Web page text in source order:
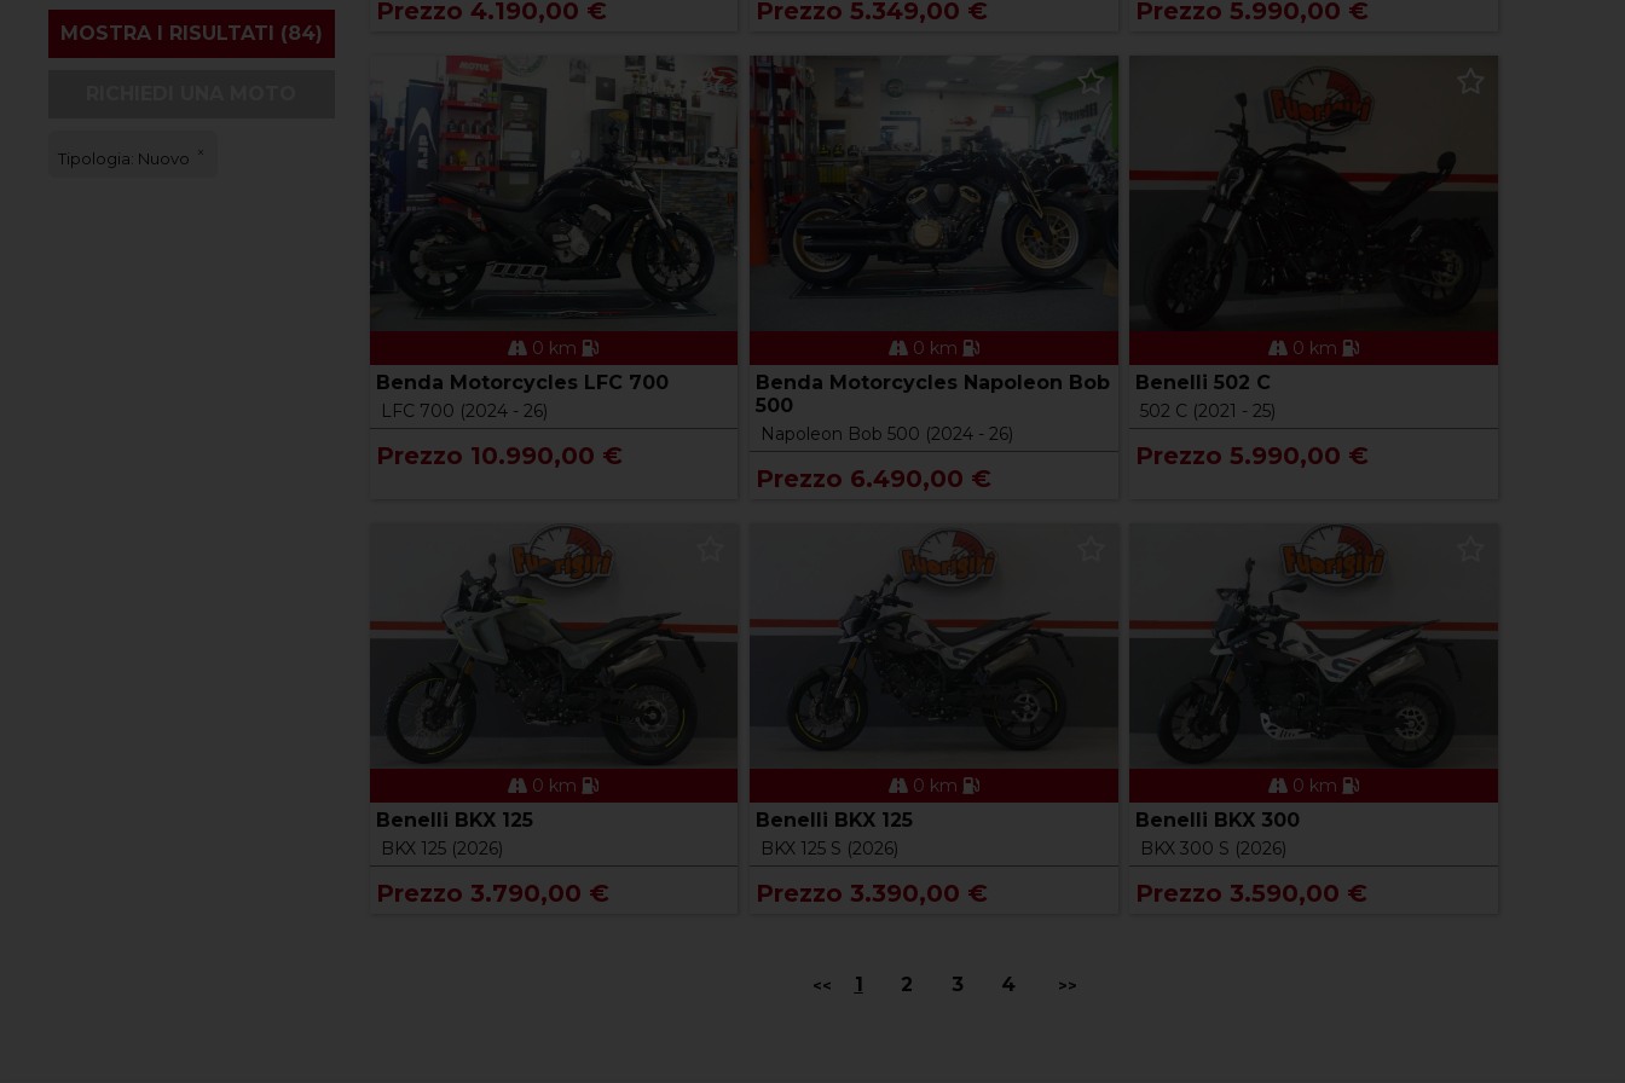
Tipologia: Nuovo
Prezzo 4.190,00 € Prezzo 5.349,00 € Prezzo 5.990,00 €
0 km
Benda Motorcycles LFC 700
LFC 700 (2024 - 26)
Prezzo 10.990,00 €
0 km
Benda Motorcycles Napoleon Bob
500
Napoleon Bob 500 (2024 - 26)
Prezzo 6.490,00 €
0 km
Benelli 502 C
502 C (2021 - 25)
Prezzo 5.990,00 €
0 km
Benelli BKX 125
BKX 125 (2026)
Prezzo 3.790,00 €
0 km
Benelli BKX 125
BKX 125 S (2026)
Prezzo 3.390,00 €
0 km
Benelli BKX 300
BKX 300 S (2026)
Prezzo 3.590,00 €
<< 1 2 3 4 >>